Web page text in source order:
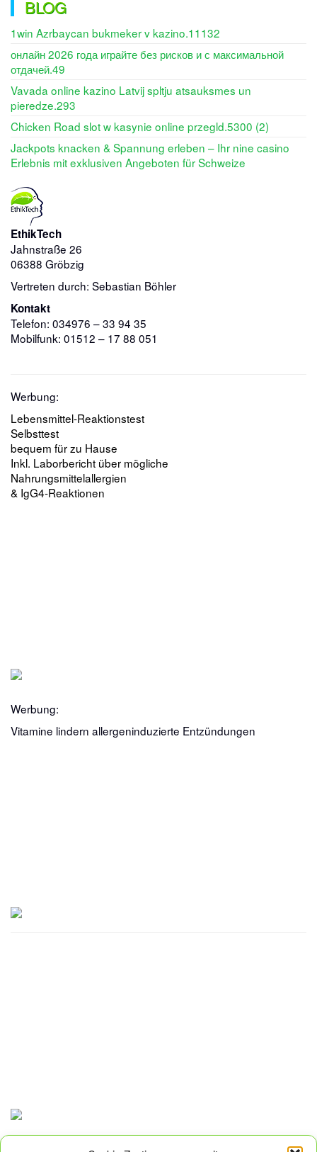
BLOG
1win Azrbaycan bukmeker v kazino.11132
онлайн 2026 года играйте без рисков и с максимальной
отдачей.49
Vavada online kazino Latvij spltju atsauksmes un
pieredze.293
Chicken Road slot w kasynie online przegld.5300 (2)
Jackpots knacken & Spannung erleben – Ihr nine casino
Erlebnis mit exklusiven Angeboten für Schweize
EthikTech
Jahnstraße 26
06388 Gröbzig
Vertreten durch: Sebastian Böhler
Kontakt
Telefon: 034976 – 33 94 35
Mobilfunk: 01512 – 17 88 051
Werbung:
Lebensmittel-Reaktionstest
Selbsttest
bequem für zu Hause
Inkl. Laborbericht über mögliche
Nahrungsmittelallergien
& IgG4-Reaktionen
Werbung:
Vitamine lindern allergeninduzierte Entzündungen